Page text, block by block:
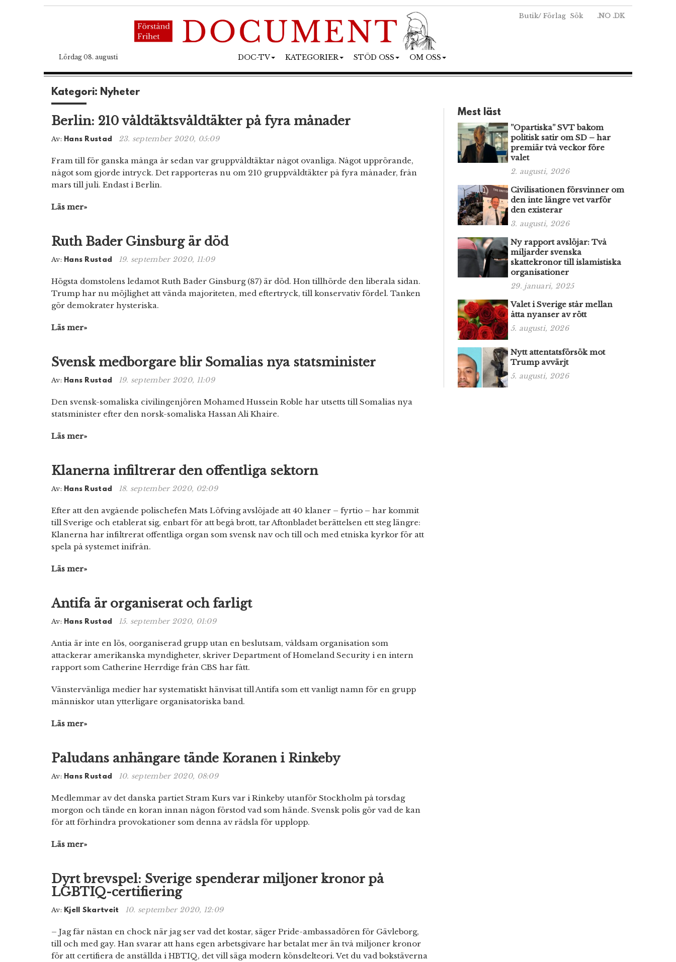
Butik/ Förlag Sök .NO .DK
Lördag 08. augusti DOC-TV KATEGORIER STÖD OSS OM OSS
Kategori: Nyheter
Berlin: 210 våldtäktsvåldtäkter på fyra månader
Av: Hans Rustad 23. september 2020, 05:09
Fram till för ganska många år sedan var gruppvåldtäktar något ovanliga. Något upprörande,
något som gjorde intryck. Det rapporteras nu om 210 gruppvåldtäkter på fyra månader, från
mars till juli. Endast i Berlin.
Läs mer»
Ruth Bader Ginsburg är död
Av: Hans Rustad 19. september 2020, 11:09
Högsta domstolens ledamot Ruth Bader Ginsburg (87) är död. Hon tillhörde den liberala sidan.
Trump har nu möjlighet att vända majoriteten, med eftertryck, till konservativ fördel. Tanken
gör demokrater hysteriska.
Läs mer»
Svensk medborgare blir Somalias nya statsminister
Av: Hans Rustad 19. september 2020, 11:09
Den svensk-somaliska civilingenjören Mohamed Hussein Roble har utsetts till Somalias nya
statsminister efter den norsk-somaliska Hassan Ali Khaire.
Läs mer»
Klanerna infiltrerar den offentliga sektorn
Av: Hans Rustad 18. september 2020, 02:09
Efter att den avgående polischefen Mats Löfving avslöjade att 40 klaner – fyrtio – har kommit
till Sverige och etablerat sig, enbart för att begå brott, tar Aftonbladet berättelsen ett steg längre:
Klanerna har infiltrerat offentliga organ som svensk nav och till och med etniska kyrkor för att
spela på systemet inifrån.
Läs mer»
Antifa är organiserat och farligt
Av: Hans Rustad 15. september 2020, 01:09
Antia är inte en lös, oorganiserad grupp utan en beslutsam, våldsam organisation som
attackerar amerikanska myndigheter, skriver Department of Homeland Security i en intern
rapport som Catherine Herrdige från CBS har fått.
Vänstervänliga medier har systematiskt hänvisat till Antifa som ett vanligt namn för en grupp
människor utan ytterligare organisatoriska band.
Läs mer»
Paludans anhängare tände Koranen i Rinkeby
Av: Hans Rustad 10. september 2020, 08:09
Medlemmar av det danska partiet Stram Kurs var i Rinkeby utanför Stockholm på torsdag
morgon och tände en koran innan någon förstod vad som hände. Svensk polis gör vad de kan
för att förhindra provokationer som denna av rädsla för upplopp.
Läs mer»
Dyrt brevspel: Sverige spenderar miljoner kronor på
LGBTIQ-certifiering
Av: Kjell Skartveit 10. september 2020, 12:09
– Jag får nästan en chock när jag ser vad det kostar, säger Pride-ambassadören för Gävleborg,
till och med gay. Han svarar att hans egen arbetsgivare har betalat mer än två miljoner kronor
för att certifiera de anställda i HBTIQ, det vill säga modern könsdelteori. Vet du vad bokstäverna
Mest läst
”Opartiska” SVT bakom
politisk satir om SD – har
premiär två veckor före
valet
2. augusti, 2026
Civilisationen försvinner om
den inte längre vet varför
den existerar
3. augusti, 2026
Ny rapport avslöjar: Två
miljarder svenska
skattekronor till islamistiska
organisationer
29. januari, 2025
Valet i Sverige står mellan
åtta nyanser av rött
5. augusti, 2026
Nytt attentatsförsök mot
Trump avvärjt
5. augusti, 2026